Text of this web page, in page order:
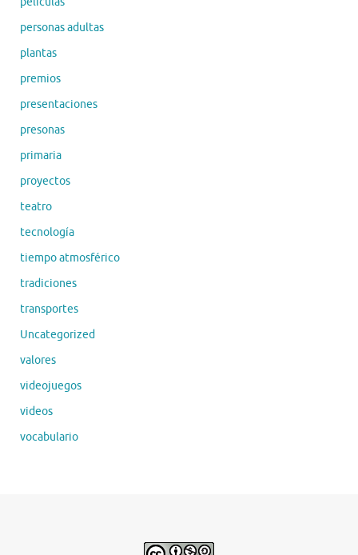
personas adultas
plantas
premios
presentaciones
presonas
primaria
proyectos
teatro
tecnología
tiempo atmosférico
tradiciones
transportes
Uncategorized
valores
videojuegos
videos
vocabulario